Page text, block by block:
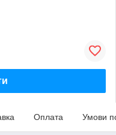
Оплата Умови